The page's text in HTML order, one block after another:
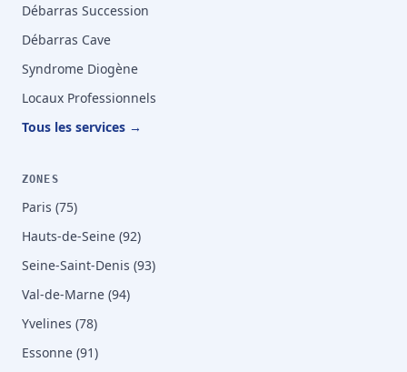
Débarras Succession
Débarras Cave
Syndrome Diogène
Locaux Professionnels
Tous les services →
ZONES
Paris (75)
Hauts-de-Seine (92)
Seine-Saint-Denis (93)
Val-de-Marne (94)
Yvelines (78)
Essonne (91)